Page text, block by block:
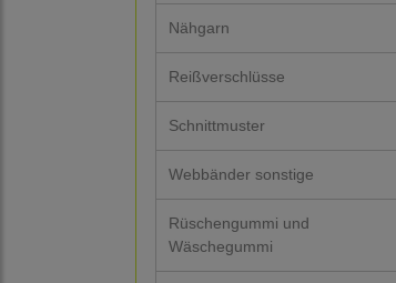
Nähgarn
Reißverschlüsse
Schnittmuster
Webbänder sonstige
Rüschengummi und
Wäschegummi